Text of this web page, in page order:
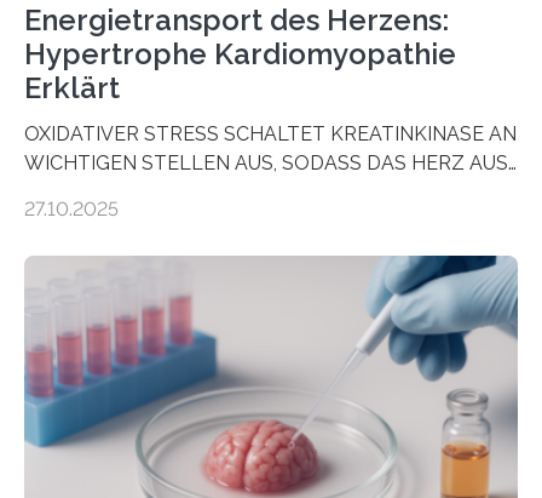
Energietransport des Herzens:
Hypertrophe Kardiomyopathie
Erklärt
OXIDATIVER STRESS SCHALTET KREATINKINASE AN
WICHTIGEN STELLEN AUS, SODASS DAS HERZ AUS
aus dem Deutschen Zentrum für Herzinsuffizienz
im Journal Circulation, warum der Energietransport bei
der Hypertrophen Kardiomyopathie (HCM) versagen
kann und wie sich durch eine Verringerung der
Herzbelastung und des oxidativen Stresses
Rhythmusstörungen reduzieren lassen. Würzburg. Die
hypertrophe Kardiomyopathie (HCM) ist die häufigste
erblich bedingte Herzerkrankung. Sie führt dazu, dass
sich die linke Herzkammer verdickt, der Herzmuskel zu
27.10.2025